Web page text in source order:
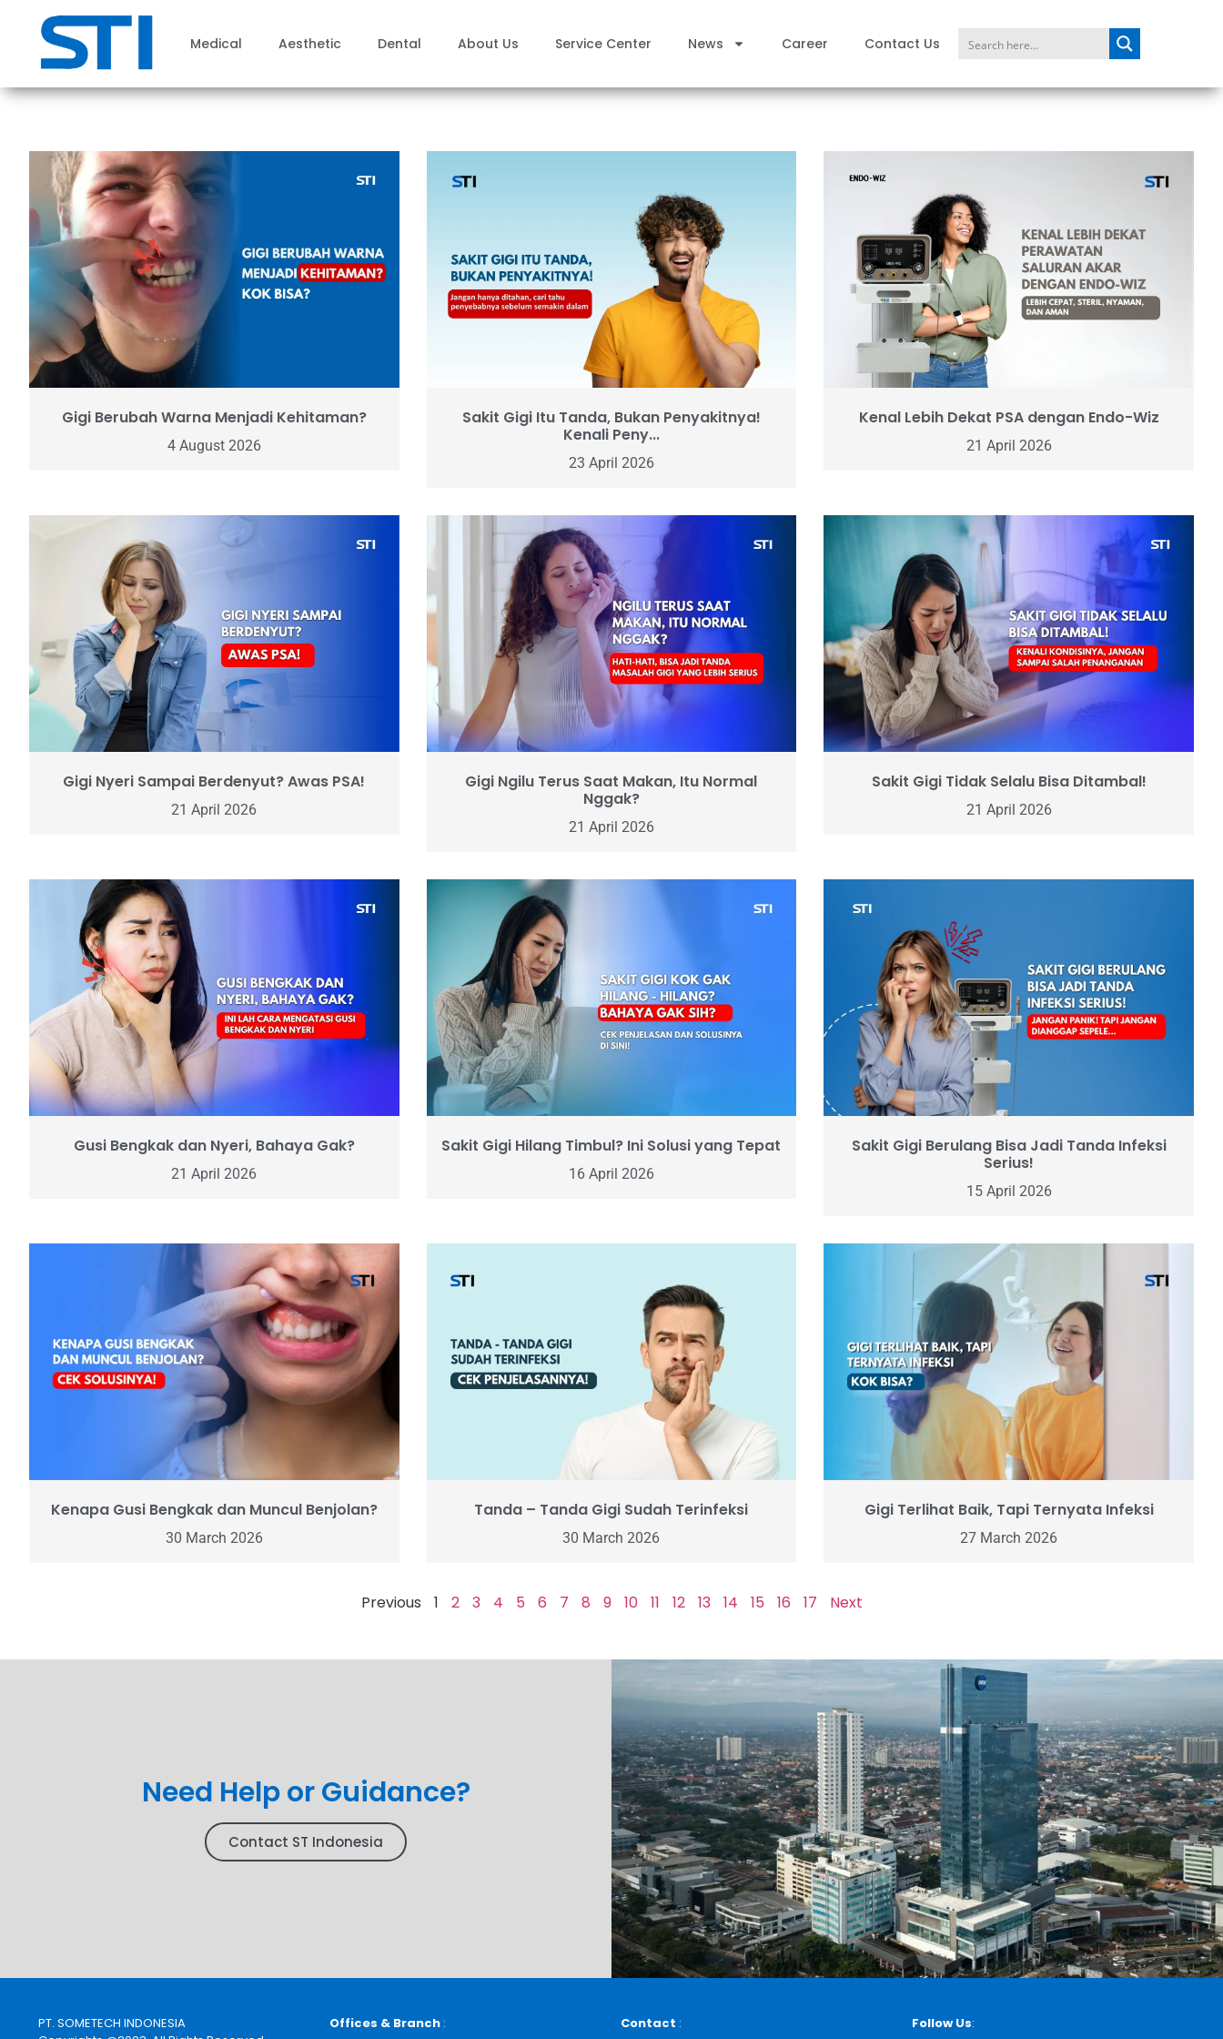
Medical Aesthetic Dental About Us Service Center News Career Contact Us
Gigi Berubah Warna Menjadi Kehitaman?
4 August 2026
Sakit Gigi Itu Tanda, Bukan Penyakitnya!
Kenali Peny...
23 April 2026
Kenal Lebih Dekat PSA dengan Endo-Wiz
21 April 2026
Gigi Nyeri Sampai Berdenyut? Awas PSA!
21 April 2026
Gigi Ngilu Terus Saat Makan, Itu Normal
Nggak?
21 April 2026
Sakit Gigi Tidak Selalu Bisa Ditambal!
21 April 2026
Gusi Bengkak dan Nyeri, Bahaya Gak?
21 April 2026
Sakit Gigi Hilang Timbul? Ini Solusi yang Tepat
16 April 2026
Sakit Gigi Berulang Bisa Jadi Tanda Infeksi
Serius!
15 April 2026
Kenapa Gusi Bengkak dan Muncul Benjolan?
30 March 2026
Tanda – Tanda Gigi Sudah Terinfeksi
30 March 2026
Gigi Terlihat Baik, Tapi Ternyata Infeksi
27 March 2026
Previous 1 2 3 4 5 6 7 8 9 10 11 12 13 14 15 16 17 Next
Need Help or Guidance?
Contact ST Indonesia
PT. SOMETECH INDONESIA
Offices & Branch : Contact : Follow Us: